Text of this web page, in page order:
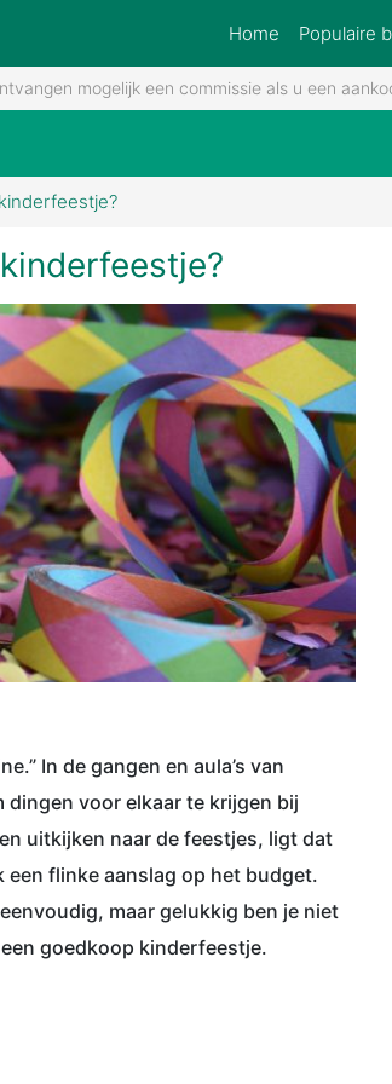
Home Populaire
mogelijk een commissie als u een
In de gangen en aula’s van
voor elkaar te krijgen bij
uitkijken naar de feestjes, ligt dat
flinke aanslag op het budget.
maar gelukkig ben je niet
goedkoop kinderfeestje.